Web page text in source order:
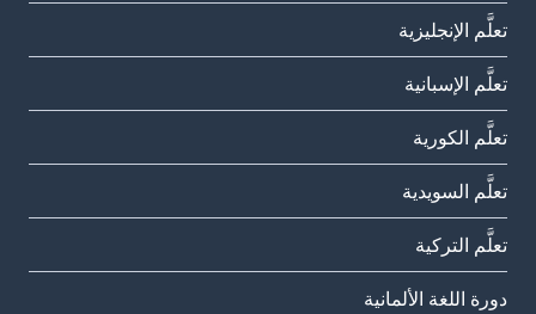
تعلَّم الإنجليزية
تعلَّم الإسبانية
تعلَّم الكورية
تعلَّم السويدية
تعلَّم التركية
دورة اللغة الألمانية